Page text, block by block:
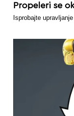
Propeleri se
Isprobajte